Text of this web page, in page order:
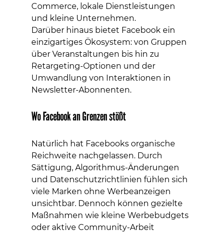
Commerce, lokale Dienstleistungen
und kleine Unternehmen.
Darüber hinaus bietet Facebook ein
einzigartiges Ökosystem: von Gruppen
über Veranstaltungen bis hin zu
Retargeting-Optionen und der
Umwandlung von Interaktionen in
Newsletter-Abonnenten.
Wo Facebook an Grenzen stößt
Natürlich hat Facebooks organische
Reichweite nachgelassen. Durch
Sättigung, Algorithmus-Änderungen
und Datenschutzrichtlinien fühlen sich
viele Marken ohne Werbeanzeigen
unsichtbar. Dennoch können gezielte
Maßnahmen wie kleine Werbebudgets
oder aktive Community-Arbeit